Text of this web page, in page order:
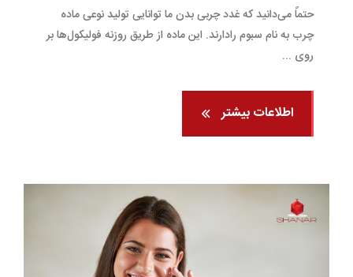
حتماً می‌دانید که غدد چربی بدن ما توانایی تولید نوعی ماده
چرب به نام سبوم رادارند. این ماده از طریق روزنه فولیکول‌ها بر
روی ...
اطلاعات بیشتر